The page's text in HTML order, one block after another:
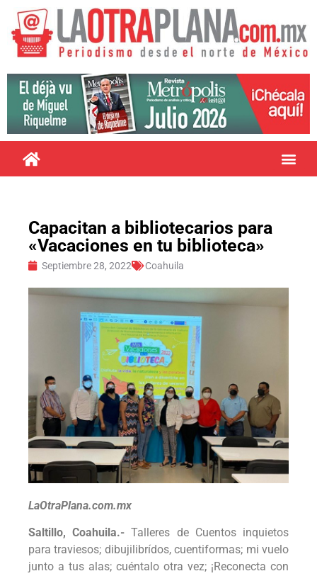
Capacitan a bibliotecarios para
«Vacaciones en tu biblioteca»
Septiembre 28, 2022 Coahuila
LaOtraPlana.com.mx
Saltillo, Coahuila.- Talleres de Cuentos inquietos
para traviesos; dibujilibrídos, cuentiformas; mi vuelo
junto a tus alas; cuéntalo otra vez; ¡Reconecta con